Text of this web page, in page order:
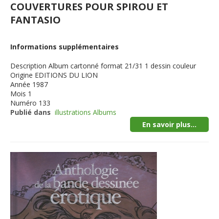
COUVERTURES POUR SPIROU ET
FANTASIO
Informations supplémentaires
Description Album cartonné format 21/31 1 dessin couleur
Origine EDITIONS DU LION
Année 1987
Mois 1
Numéro 133
Publié dans illustrations Albums
En savoir plus...